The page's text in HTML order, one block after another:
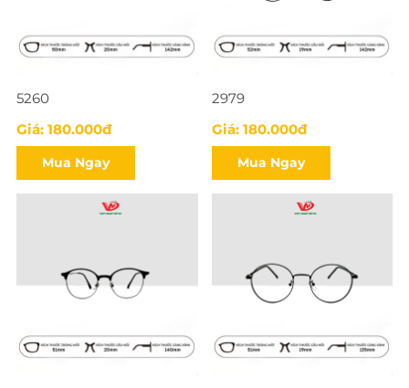
5260
Giá: 180.000đ
Mua Ngay
2979
Giá: 180.000đ
Mua Ngay